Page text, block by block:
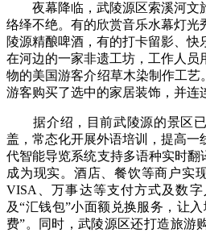
夜幕降临，武陵源区索溪河文
络绎不绝。有的欣赏音乐水幕灯光
陵源精酿啤酒，有的打卡留影、快
在河边的一家非遗工坊，工作人员
物的美国游客介绍草木染制作工艺
游客购买了选中的家居装饰，并连
据介绍，目前武陵源的景区已
盖，常态化开展外语培训，提高一
代智能导览系统支持多语种实时翻
成为现实。酒店、餐饮等商户实
VISA、万事达等支付方式及数
及“汇钱包”小面额兑换服务，让
费”。同时，武陵源区还打造旅游